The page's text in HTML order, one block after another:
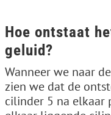
Hoe ontstaat
geluid?
Wanneer we naar
zien we dat de
cilinder 5 na elkaar